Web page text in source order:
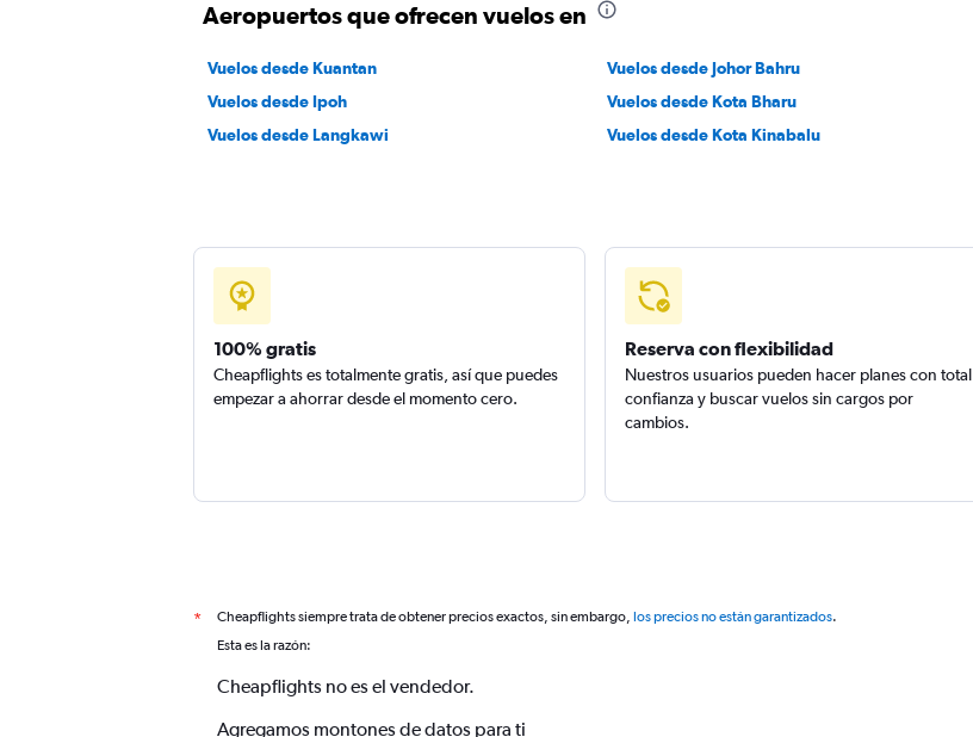
Aeropuertos que ofrecen vuelos en
Vuelos desde Kuantan Vuelos desde Johor Bahru
Vuelos desde Ipoh
Vuelos desde Kota Bharu
Vuelos desde Langkawi
Vuelos desde Kota Kinabalu
100% gratis
Cheapflights es totalmente gratis, así que puedes
empezar a ahorrar desde el momento cero.
Reserva con flexibilidad
Nuestros usuarios pueden hacer planes con total
confianza y buscar vuelos sin cargos por
cambios.
* Cheapflights siempre trata de obtener precios exactos, sin embargo, los precios no están garantizados.
Esta es la razón:
Cheapflights no es el vendedor.
Agregamos montones de datos para ti